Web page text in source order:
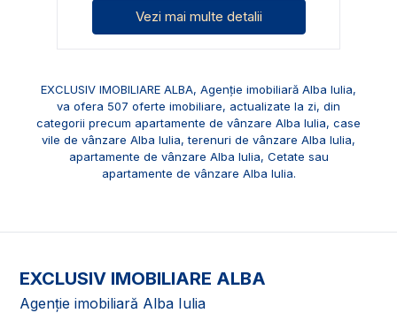
Vezi mai multe detalii
EXCLUSIV IMOBILIARE ALBA, Agenție imobiliară Alba Iulia,
va ofera 507 oferte imobiliare, actualizate la zi, din
categorii precum apartamente de vânzare Alba Iulia, case
vile de vânzare Alba Iulia,terenuri de vânzare Alba Iulia,
apartamente de vânzare Alba Iulia, Cetate sau
apartamente de vânzare Alba Iulia.
EXCLUSIV IMOBILIARE ALBA
Agenție imobiliară Alba Iulia